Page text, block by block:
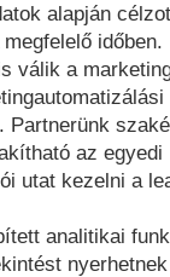
alapján
válik a
Partnerünk
az
utat kezelni a
analitikai